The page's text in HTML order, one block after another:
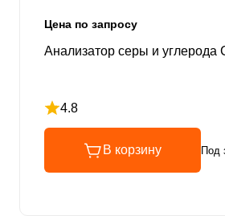
Цена по запросу
Анализатор серы и углерода
4.8
Рейтинг 4.8 из 5
В корзину Под